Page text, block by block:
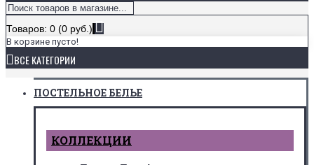
Товаров: 0 (0 руб.)
В корзине пусто!
ВСЕ КАТЕГОРИИ
ПОСТЕЛЬНОЕ БЕЛЬЕ
КОЛЛЕКЦИИ